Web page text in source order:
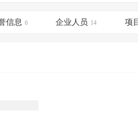
土地交易
业主专查
信息 6 企业人员 14 项